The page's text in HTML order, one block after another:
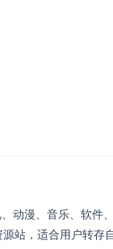
动漫、音乐、软件
站，适合用户转存